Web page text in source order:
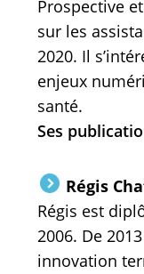
Prospective
sur les
2020. Il
enjeux
santé.
Ses
Régis
Régis est
2006. De
innovation